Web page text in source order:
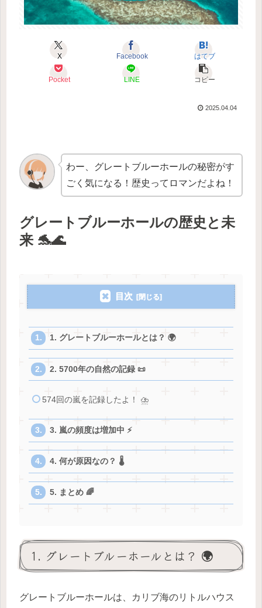
X Facebook はてブ
Pocket LINE コピー
2025.04.04
わー、グレートブルーホールの秘密がす
ごく気になる！歴史ってロマンだよね！
グレートブルーホールの歴史と未
来 🐬🌊
目次
1. グレートブルーホールとは？ 🌍
2. 5700年の自然の記録 📜
574回の嵐を記録したよ！ ⛈️
3. 嵐の頻度は増加中 ⚡
4. 何が原因なの？ 🌡️
5. まとめ 🌈
1. グレートブルーホールとは？ 🌍
グレートブルーホールは、カリブ海のリトルハウス